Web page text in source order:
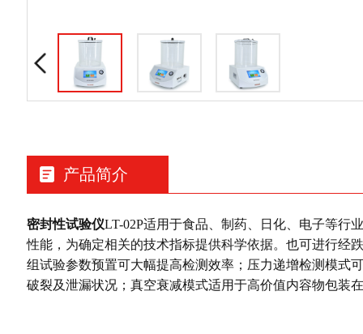
产品简介
密封性试验仪LT-02P适用于食品、制药、日化、电子等行
性能，为确定相关的技术指标提供科学依据。也可进行经
组试验参数预置可大幅提高检测效率；压力递增检测模式
破裂及泄漏状况；真空衰减模式适用于高价值内容物包装